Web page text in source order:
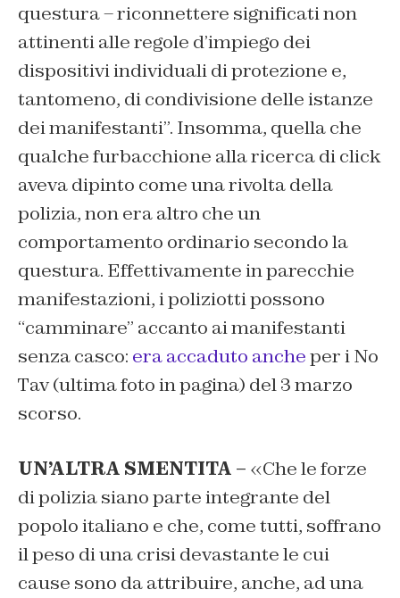
questura – riconnettere significati non
attinenti alle regole d’impiego dei
dispositivi individuali di protezione e,
tantomeno, di condivisione delle istanze
dei manifestanti”. Insomma, quella che
qualche furbacchione alla ricerca di click
aveva dipinto come una rivolta della
polizia, non era altro che un
comportamento ordinario secondo la
questura. Effettivamente in parecchie
manifestazioni, i poliziotti possono
“camminare” accanto ai manifestanti
senza casco: era accaduto ancheper i No
Tav (ultima foto in pagina) del 3 marzo
scorso.
UN’ALTRA SMENTITA – «Che le forze
di polizia siano parte integrante del
popolo italiano e che, come tutti, soffrano
il peso di una crisi devastante le cui
cause sono da attribuire, anche, ad una